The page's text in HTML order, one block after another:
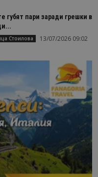
губят пари заради грешки в
Стоилова 13/07/2026 09:02